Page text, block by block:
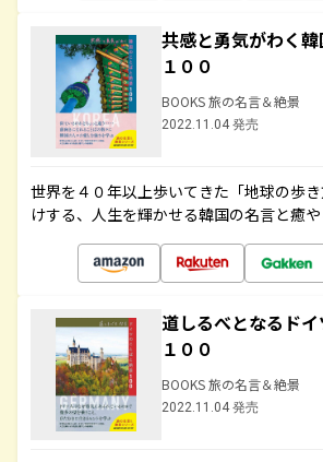
共感と勇気がわく
１００
BOOKS 旅の名言＆絶景
2022.11.04 発売
世界を４０年以上歩いてきた「地球の歩
けする、人生を輝かせる韓国の名言と癒
道しるべとなるド
１００
BOOKS 旅の名言＆絶景
2022.11.04 発売